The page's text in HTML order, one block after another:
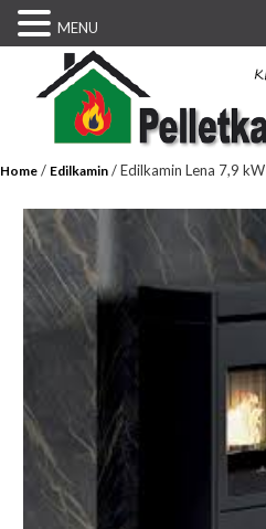
Home / Edilkamin / Edilkamin Lena 7,9 kW
MENU